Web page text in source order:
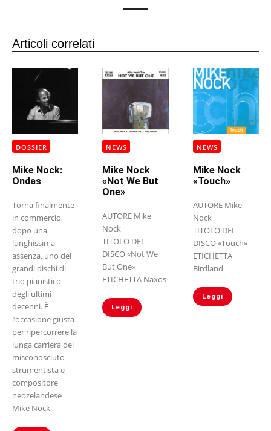
Articoli correlati
DOSSIER
Mike Nock:
Ondas
Torna finalmente
in commercio,
dopo una
lunghissima
assenza, uno dei
grandi dischi di
trio pianistico
degli ultimi
decenni. È
l’occasione giusta
per ripercorrere la
lunga carriera del
misconosciuto
strumentista e
compositore
neozelandese
Mike Nock
NEWS
Mike Nock
«Not We But
One»
AUTORE Mike
Nock
TITOLO DEL
DISCO «Not We
But One»
ETICHETTA Naxos
Leggi
NEWS
Mike Nock
«Touch»
AUTORE Mike
Nock
TITOLO DEL
DISCO «Touch»
ETICHETTA
Birdland
Leggi